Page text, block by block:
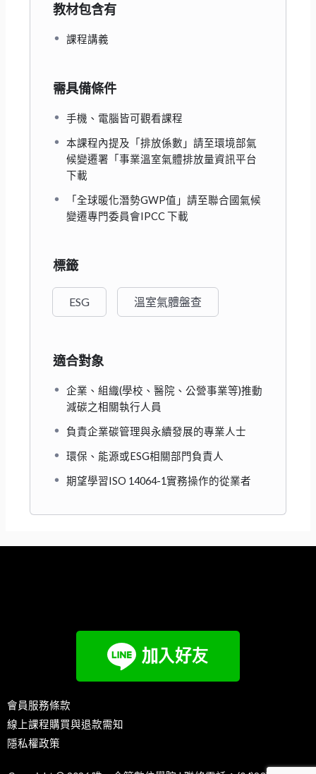
教材包含有
課程講義
需具備條件
手機、電腦皆可觀看課程
本課程內提及「排放係數」請至環境部氣
候變遷署「事業溫室氣體排放量資訊平台
下載
「全球暖化潛勢GWP值」請至聯合國氣候
變遷專門委員會IPCC 下載
標籤
ESG 溫室氣體盤查
適合對象
企業、組織(學校、醫院、公營事業等)推動
減碳之相關執行人員
負責企業碳管理與永續發展的專業人士
環保、能源或ESG相關部門負責人
期望學習ISO 14064-1實務操作的從業者
會員服務條款
線上課程購買與退款需知
隱私權政策